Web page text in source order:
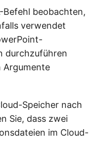
Befehl beobachten,
verwendet
durchzuführen
Argumente
Speicher nach
Sie, dass zwei
im Cloud-